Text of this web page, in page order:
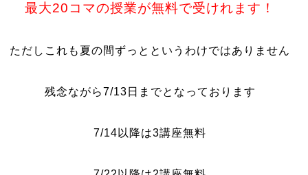
最大20コマの授業が無料で受けれます！
ただしこれも夏の間ずっとというわけではありません
残念ながら7/13日までとなっております
7/14以降は3講座無料